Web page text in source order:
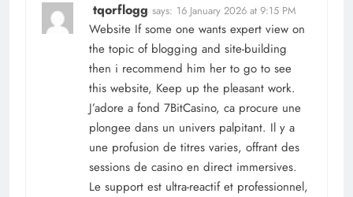
tqorflogg says: 16 January 2026 at 9:15 PM
Website If some one wants expert view on
the topic of blogging and site-building
then i recommend him her to go to see
this website, Keep up the pleasant work.
J’adore a fond 7BitCasino, ca procure une
plongee dans un univers palpitant. Il y a
une profusion de titres varies, offrant des
sessions de casino en direct immersives.
Le support est ultra-reactif et professionnel,